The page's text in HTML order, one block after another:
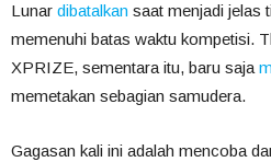
Lunar dibatalkan saat menjadi jelas
memenuhi batas waktu kompetisi.
XPRIZE, sementara itu, baru saja
memetakan sebagian samudera.
Gagasan kali ini adalah mencoba